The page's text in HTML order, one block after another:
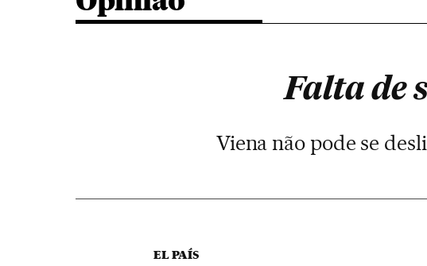
Falta de
Viena não pode se
EL PAÍS